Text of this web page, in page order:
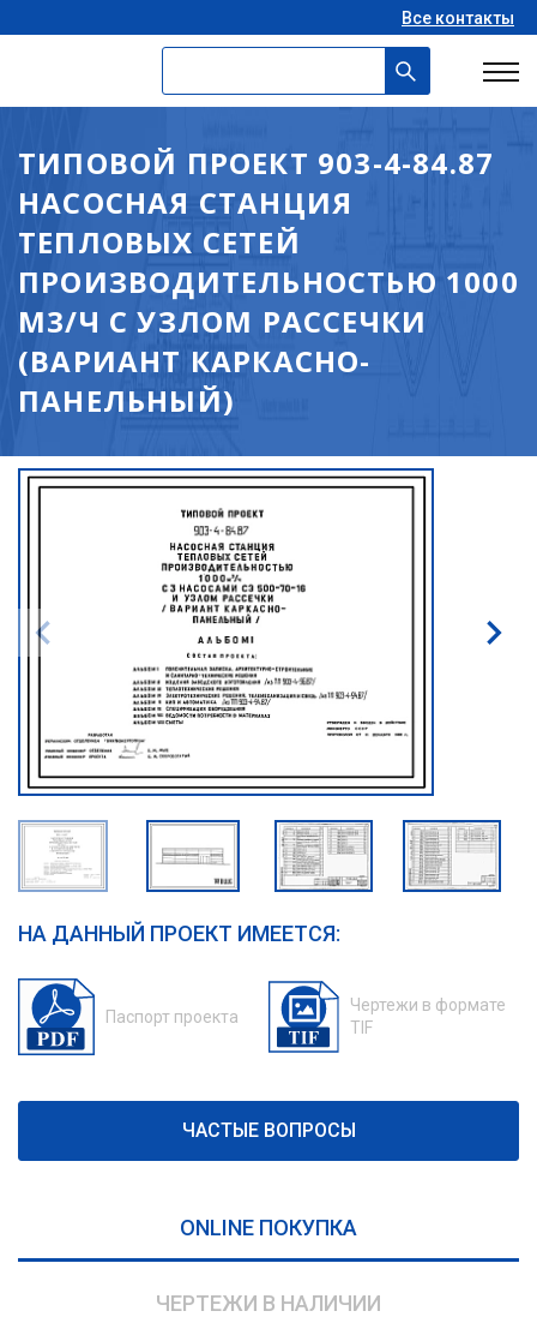
Все контакты
ТИПОВОЙ ПРОЕКТ 903-4-84.87
НАСОСНАЯ СТАНЦИЯ
ТЕПЛОВЫХ СЕТЕЙ
ПРОИЗВОДИТЕЛЬНОСТЬЮ 1000
М3/Ч С УЗЛОМ РАССЕЧКИ
(ВАРИАНТ КАРКАСНО-
ПАНЕЛЬНЫЙ)
НА ДАННЫЙ ПРОЕКТ ИМЕЕТСЯ:
Паспорт проекта
Чертежи в формате
TIF
ЧАСТЫЕ ВОПРОСЫ
ONLINE ПОКУПКА
ЧЕРТЕЖИ В НАЛИЧИИ